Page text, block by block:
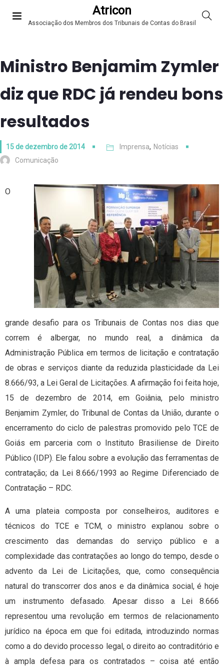
Atricon
Associação dos Membros dos Tribunais de Contas do Brasil
Ministro Benjamim Zymler
diz que RDC já rendeu bons
resultados
15 de dezembro de 2014 Imprensa, Notícias
Comunicação
O
grande desafio para os Tribunais de Contas nos dias que
correm é albergar, no mundo real, a dinâmica da
Administração Pública em termos de licitação e contratação
de obras e serviços diante da reduzida plasticidade da Lei
8.666/93, a Lei Geral de Licitações. A afirmação foi feita hoje,
15 de dezembro de 2014, em Goiânia, pelo ministro
Benjamim Zymler, do Tribunal de Contas da União, durante o
encerramento do ciclo de palestras promovido pelo TCE de
Goiás em parceria com o Instituto Brasiliense de Direito
Público (IDP). Ele falou sobre a evolução das ferramentas de
contratação; da Lei 8.666/1993 ao Regime Diferenciado de
Contratação – RDC.
A uma plateia composta por conselheiros, auditores e
técnicos do TCE e TCM, o ministro explanou sobre o
crescimento das demandas do serviço público e a
complexidade das contratações ao longo do tempo, desde o
advento da Lei de Licitações, que, como consequência
natural do transcorrer dos anos e da dinâmica social, é hoje
um instrumento defasado. Apesar disso a Lei 8.666
representou uma revolução em termos de relacionamento
jurídico na época em que foi editada, introduzindo normas
como a do devido processo legal, o direito ao contraditório e
à ampla defesa para os contratados – coisa até então